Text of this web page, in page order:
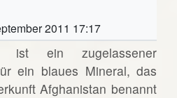
2011 17:17
ist ein zugelassener
ein blaues Mineral, das
Afghanistan benannt